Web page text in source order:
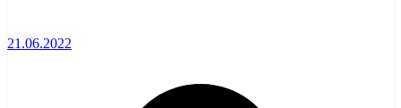
21.06.2022